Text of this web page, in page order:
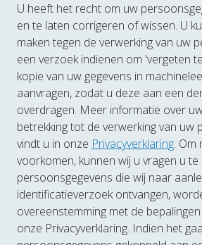
U heeft het recht om uw
en te laten corrigeren of wissen. U
maken tegen de verwerking van uw
een verzoek indienen om 'vergeten
kopie van uw gegevens in
aanvragen, zodat u deze aan een
overdragen. Meer informatie over
betrekking tot de verwerking van uw
vindt u in onze Privacyverklaring. Om
voorkomen, kunnen wij u vragen u
persoonsgegevens die wij naar
identificatieverzoek ontvangen,
overeenstemming met de
onze Privacyverklaring. Indien het